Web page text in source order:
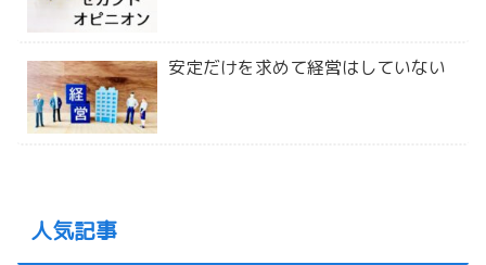
安定だけを求めて経営はしていない
人気記事